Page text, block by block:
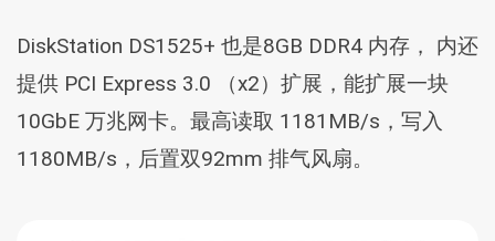
DiskStation DS1525+ 也是8GB DDR4 内存， 内还
提供 PCI Express 3.0 （x2）扩展，能扩展一块
10GbE 万兆网卡。最高读取 1181MB/s，写入
1180MB/s，后置双92mm 排气风扇。